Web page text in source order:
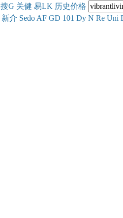
搜G 关健 易LK 历史价格
新介 Sedo AF GD 101 Dy N Re Uni